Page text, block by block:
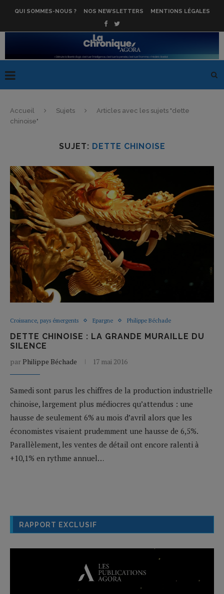
QUI SOMMES-NOUS ? NOS NEWSLETTERS MENTIONS LÉGALES
Accueil Sujets
Articles avec les sujets "dette
chinoise"
SUJET: DETTE CHINOISE
Croissance, pays émergents Epargne Philippe Béchade
DETTE CHINOISE : LA GRANDE MURAILLE DU
SILENCE
par Philippe Béchade 17 mai 2016
Samedi sont parus les chiffres de la production industrielle
chinoise, largement plus médiocres qu’attendus : une
hausse de seulement 6% au mois d’avril alors que les
économistes visaient prudemment une hausse de 6,5%.
Parallèlement, les ventes de détail ont encore ralenti à
+10,1% en rythme annuel…
RAPPORT EXCLUSIF